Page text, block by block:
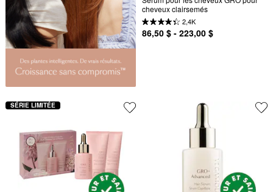
cheveux clairsemés
2,4K
86,50 $ - 223,00 $
SÉRIE LIMITÉE